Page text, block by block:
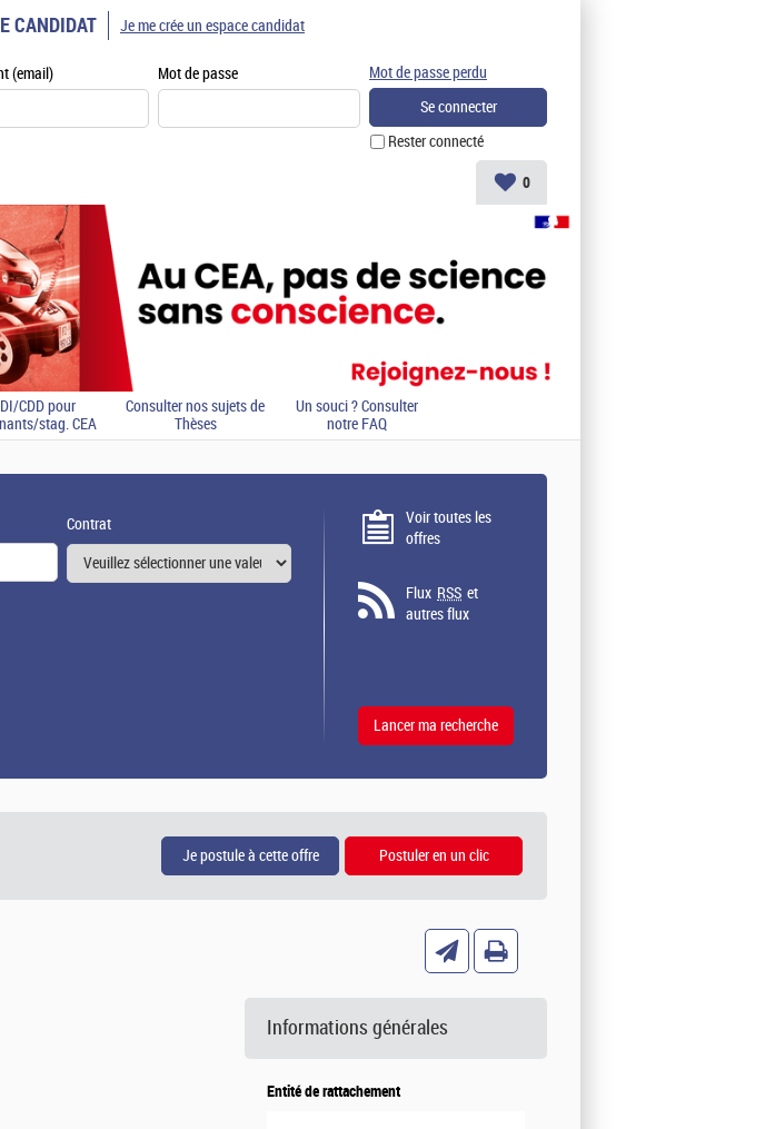
CANDIDAT
(email) Mot de passe
Rester connecté
Mot de passe perdu
Je me crée un espace candidat
0
CDD pour
stag. CEA
Consulter nos sujets de
Thèses
Un souci ? Consulter
notre FAQ
Contrat
Voir toutes les
offres
Flux RSS et
autres flux
Informations générales
Entité de rattachement